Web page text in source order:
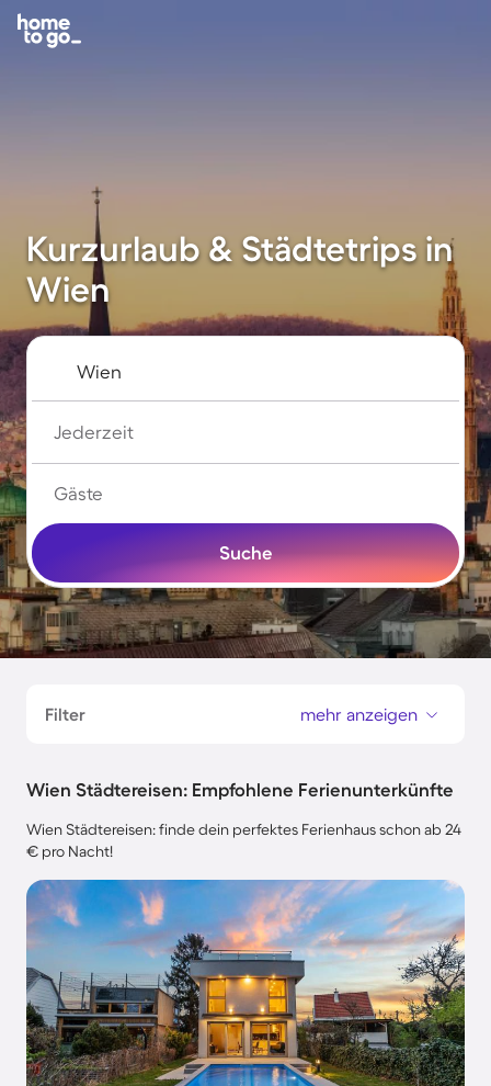
Kurzurlaub & Städtetrips in
Wien
Jederzeit
Gäste
Suche
Filter mehr anzeigen
Wien Städtereisen: Empfohlene Ferienunterkünfte
Wien Städtereisen: finde dein perfektes Ferienhaus schon ab 24
€ pro Nacht!